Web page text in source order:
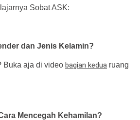
Sobat ASK:
dan Jenis Kelamin?
Buka aja di video bagian kedua ruang
Mencegah Kehamilan?